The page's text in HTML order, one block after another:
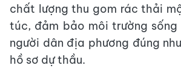
chất lượng thu gom rác thải
túc, đảm bảo môi trường
người dân địa phương đúng
hồ sơ dự thầu.